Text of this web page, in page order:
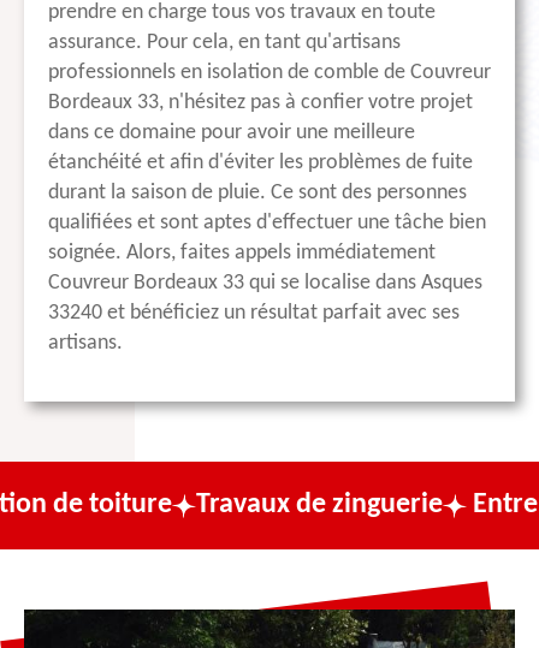
prendre en charge tous vos travaux en toute
assurance. Pour cela, en tant qu'artisans
professionnels en isolation de comble de Couvreur
Bordeaux 33, n'hésitez pas à confier votre projet
dans ce domaine pour avoir une meilleure
étanchéité et afin d'éviter les problèmes de fuite
durant la saison de pluie. Ce sont des personnes
qualifiées et sont aptes d'effectuer une tâche bien
soignée. Alors, faites appels immédiatement
Couvreur Bordeaux 33 qui se localise dans Asques
33240 et bénéficiez un résultat parfait avec ses
artisans.
Travaux de zinguerie Entreprise de